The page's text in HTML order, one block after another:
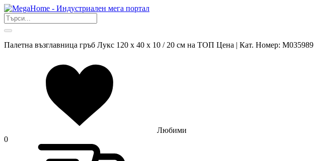
Палетна възглавница гръб Лукс 120 х 40 х 10 / 20 см на ТОП Цена | Кат. Номер: M035989
Любими
0